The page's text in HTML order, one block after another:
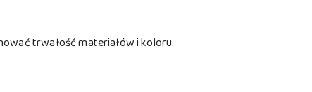
trwałość materiałów i koloru.